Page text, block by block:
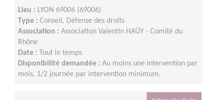
Lieu : LYON 69006 (69006)
Type : Conseil, Défense des droits
Association : Association Valentin HAÜY - Comité du
Rhône
Date :
Tout le temps
Disponibilité demandée : Au moins une intervention par
mois. 1/2 journée par intervention minimum.